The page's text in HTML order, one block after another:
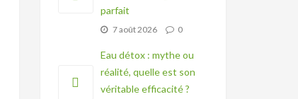
parfait
7 août 2026 0
Eau détox : mythe ou
réalité, quelle est son
véritable efficacité ?